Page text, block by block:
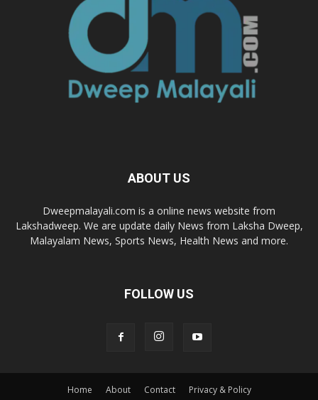
ABOUT US
Dweepmalayali.com is a online news website from
Lakshadweep. We are update daily News from Laksha Dweep,
Malayalam News, Sports News, Health News and more.
FOLLOW US
Home About Contact Privacy & Policy